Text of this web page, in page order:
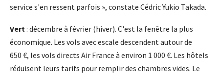
service s'en ressent parfois », constate Cédric Yukio Takada.
Vert: décembre à février (hiver). C'est la fenêtre la plus
économique. Les vols avec escale descendent autour de
650 €, les vols directs Air France à environ 1 000 €. Les hôtels
réduisent leurs tarifs pour remplir des chambres vides. Le